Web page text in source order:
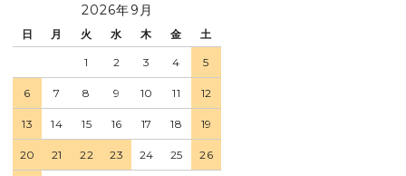
2026年9月
日 月 火 水 木 金 土
1 2 3 4 5
6 7 8 9 10 11 12
13 14 15 16 17 18 19
20 21 22 23 24 25 26